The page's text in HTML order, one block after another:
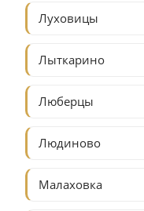
Луховицы
Лыткарино
Люберцы
Людиново
Малаховка